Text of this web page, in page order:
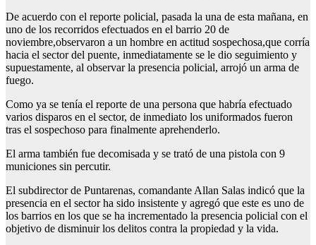
De acuerdo con el reporte policial, pasada la una de esta mañana, en
uno de los recorridos efectuados en el barrio 20 de
noviembre,observaron a un hombre en actitud sospechosa,que corría
hacia el sector del puente, inmediatamente se le dio seguimiento y
supuestamente, al observar la presencia policial, arrojó un arma de
fuego.
Como ya se tenía el reporte de una persona que habría efectuado
varios disparos en el sector, de inmediato los uniformados fueron
tras el sospechoso para finalmente aprehenderlo.
El arma también fue decomisada y se trató de una pistola con 9
municiones sin percutir.
El subdirector de Puntarenas, comandante Allan Salas indicó que la
presencia en el sector ha sido insistente y agregó que este es uno de
los barrios en los que se ha incrementado la presencia policial con el
objetivo de disminuir los delitos contra la propiedad y la vida.